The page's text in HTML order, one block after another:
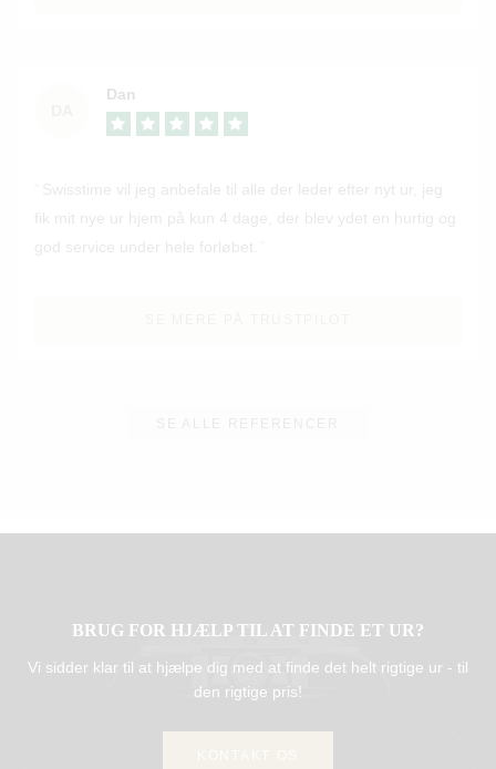
Dan
Swisstime vil jeg anbefale til alle der leder efter nyt ur, jeg
fik mit nye ur hjem på kun 4 dage, der blev ydet en hurtig og
god service under hele forløbet.
BRUG FOR HJÆLP TIL AT FINDE ET UR?
Vi sidder klar til at hjælpe dig med at finde det helt rigtige ur - til
den rigtige pris!